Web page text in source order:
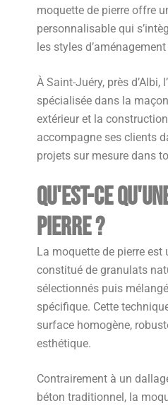
moquette de pierre offre
personnalisable qui
les styles
À Saint-Juéry, près d’Albi,
spécialisée dans la
extérieur et la
accompagne ses clients
projets sur mesure dans
Qu'est-ce
pierre ?
La moquette de pierre est
constitué de granulats
sélectionnés puis
spécifique. Cette
surface homogène,
esthétique.
Contrairement à un
béton traditionnel, la